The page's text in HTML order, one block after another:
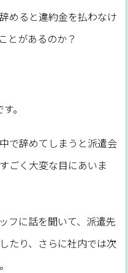
めると違約金を払わなけ
とがあるのか？
。
で辞めてしまうと派遣会
ごく大変な目にあいま
フに話を聞いて、派遣先
たり、さらに社内では次